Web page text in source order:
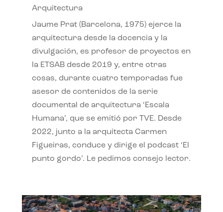
Arquitectura
Jaume Prat (Barcelona, 1975) ejerce la
arquitectura desde la docencia y la
divulgación, es profesor de proyectos en
la ETSAB desde 2019 y, entre otras
cosas, durante cuatro temporadas fue
asesor de contenidos de la serie
documental de arquitectura ‘Escala
Humana’, que se emitió por TVE. Desde
2022, junto a la arquitecta Carmen
Figueiras, conduce y dirige el podcast ‘El
punto gordo’. Le pedimos consejo lector.